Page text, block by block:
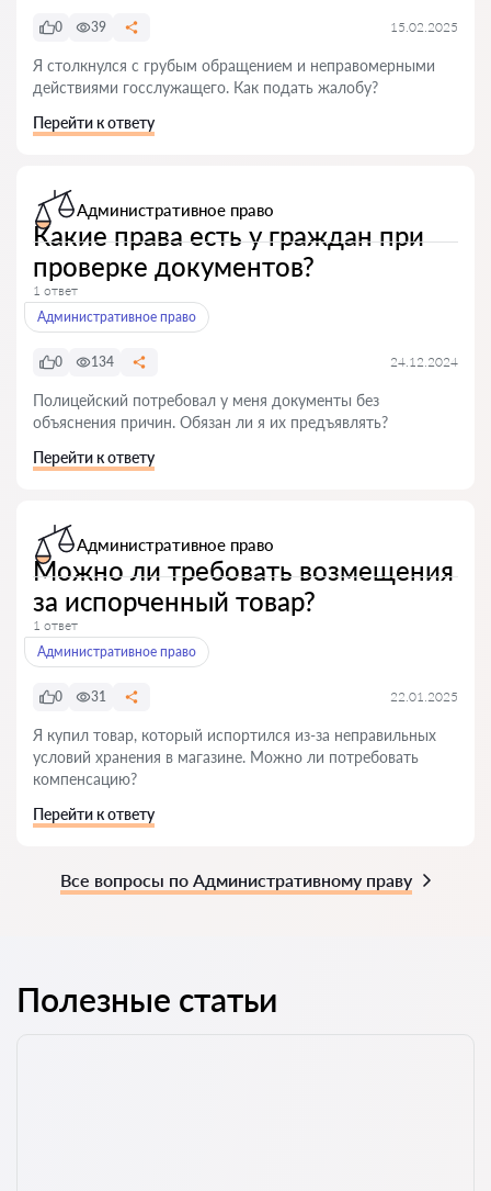
0 39 15.02.2025
Я столкнулся с грубым обращением и неправомерными
действиями госслужащего. Как подать жалобу?
Перейти к ответу
Административное право
Какие права есть у граждан при
проверке документов?
1 ответ
Административное право
0 134 24.12.2024
Полицейский потребовал у меня документы без
объяснения причин. Обязан ли я их предъявлять?
Перейти к ответу
Административное право
Можно ли требовать возмещения
за испорченный товар?
1 ответ
Административное право
0 31 22.01.2025
Я купил товар, который испортился из-за неправильных
условий хранения в магазине. Можно ли потребовать
компенсацию?
Перейти к ответу
Все вопросы по Административному праву
Полезные статьи